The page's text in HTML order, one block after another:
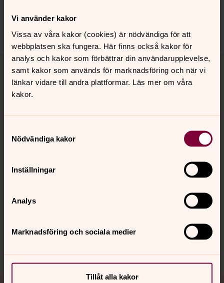
Vi använder kakor
Vissa av våra kakor (cookies) är nödvändiga för att
webbplatsen ska fungera. Här finns också kakor för
analys och kakor som förbättrar din användarupplevelse,
samt kakor som används för marknadsföring och när vi
länkar vidare till andra plattformar. Läs mer om våra
kakor.
Nödvändiga kakor
Inställningar
Analys
Marknadsföring och sociala medier
Tillåt alla kakor
Tillbaka till toppen
Tillbaka till innehållet
Kalender